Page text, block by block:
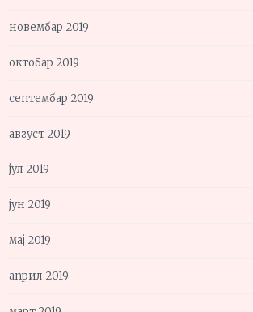
новембар 2019
октобар 2019
септембар 2019
август 2019
јул 2019
јун 2019
мај 2019
април 2019